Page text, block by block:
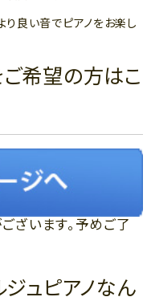
り良い音でピアノをお楽し
希望の方はこ
ざいます。予めご了
ジュピアノなん